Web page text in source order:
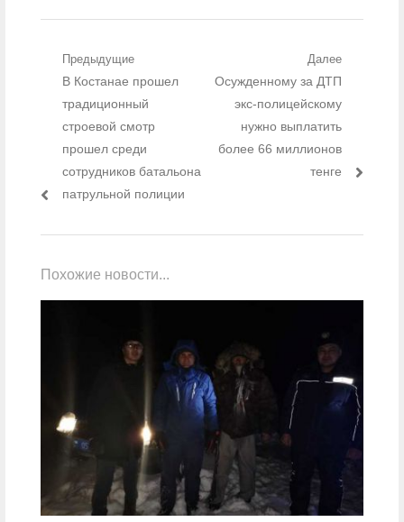
Навигация по записям
Предыдущие
Предыдущий пост:
В Костанае прошел
традиционный
строевой смотр
прошел среди
сотрудников батальона
патрульной полиции
Далее
Следующий пост:
Осужденному за ДТП
экс-полицейскому
нужно выплатить
более 66 миллионов
тенге
Похожие новости...